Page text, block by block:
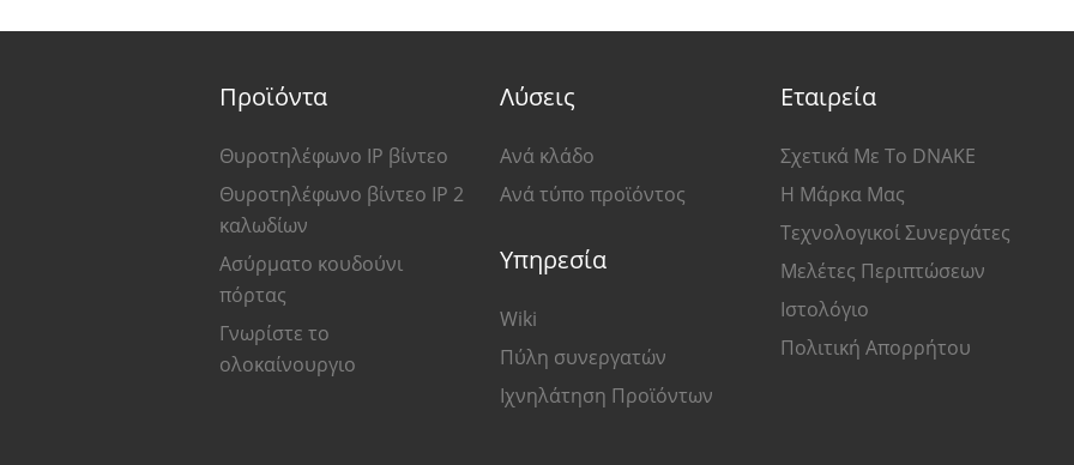
Προϊόντα
Θυροτηλέφωνο IP βίντεο
Θυροτηλέφωνο βίντεο IP 2
καλωδίων
Ασύρματο κουδούνι
πόρτας
Γνωρίστε το
ολοκαίνουργιο
Λύσεις
Ανά κλάδο
Ανά τύπο προϊόντος
Υπηρεσία
Wiki
Πύλη συνεργατών
Ιχνηλάτηση Προϊόντων
Εταιρεία
Σχετικά Με Το DNAKE
Η Μάρκα Μας
Τεχνολογικοί Συνεργάτες
Μελέτες Περιπτώσεων
Ιστολόγιο
Πολιτική Απορρήτου